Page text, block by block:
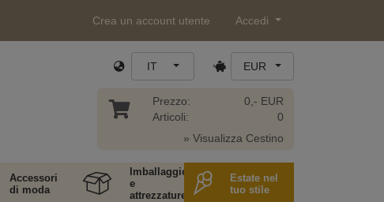
Crea un account utente Accedi
IT EUR
Prezzo:
Articoli:
0,- EUR
0
» Visualizza Cestino
Accessori
di moda
Imballaggio
e
attrezzature
Estate nel
tuo stile